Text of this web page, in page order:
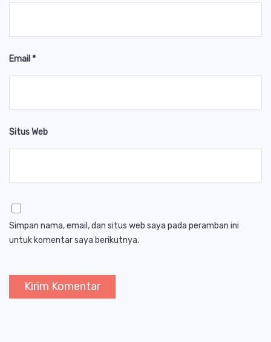
Email *
Situs Web
Simpan nama, email, dan situs web saya pada peramban ini
untuk komentar saya berikutnya.